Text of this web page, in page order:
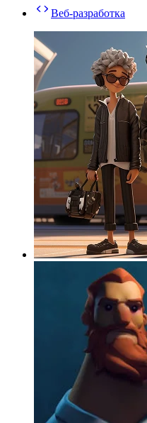
Веб-разработка